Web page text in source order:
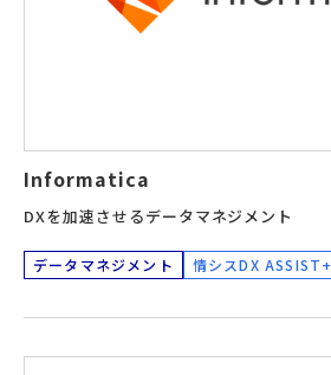
Informatica
DXを加速させるデータマネジメント
データマネジメント 情シスDX ASSIST+